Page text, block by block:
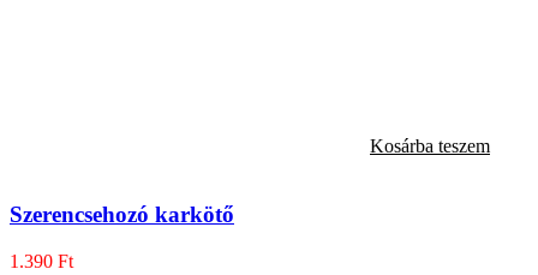
Kosárba teszem
Szerencsehozó karkötő
1.390 Ft